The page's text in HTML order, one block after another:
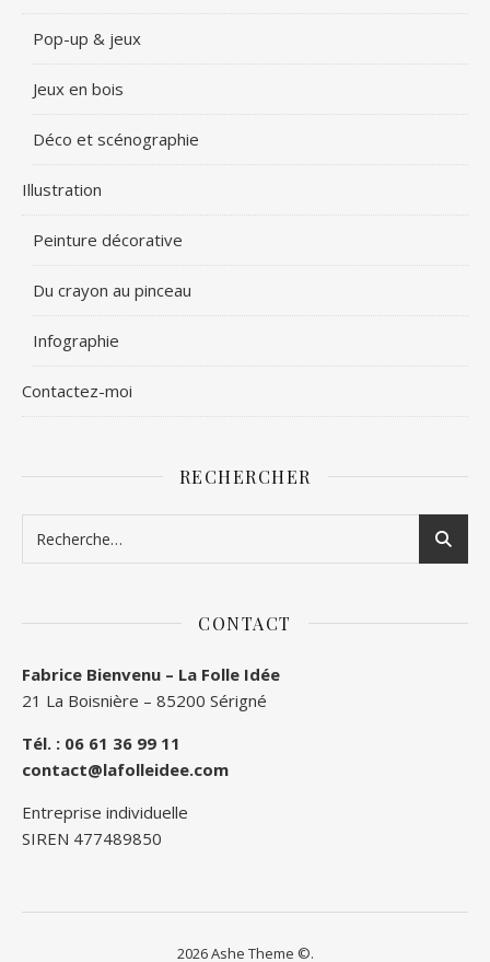
Pop-up & jeux
Jeux en bois
Déco et scénographie
Illustration
Peinture décorative
Du crayon au pinceau
Infographie
Contactez-moi
RECHERCHER
CONTACT
Fabrice Bienvenu – La Folle Idée
21 La Boisnière – 85200 Sérigné
Tél. : 06 61 36 99 11
contact@lafolleidee.com
Entreprise individuelle
SIREN 477489850
2026 Ashe Theme ©.